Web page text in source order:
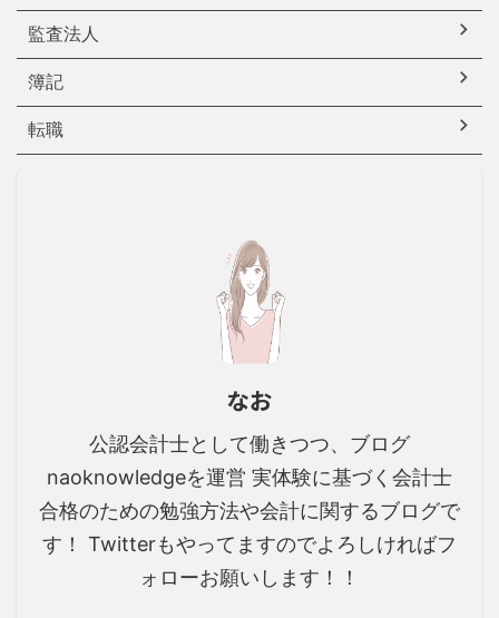
監査法人
簿記
転職
なお
公認会計士として働きつつ、ブログ
naoknowledgeを運営 実体験に基づく会計士
合格のための勉強方法や会計に関するブログで
す！ Twitterもやってますのでよろしければフ
ォローお願いします！！